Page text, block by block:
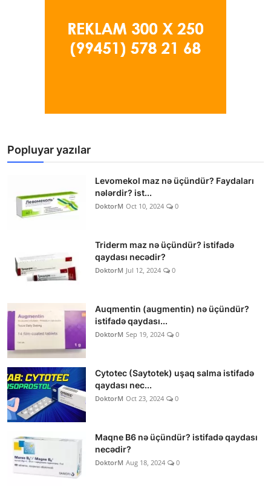
Popluyar yazılar
Levomekol maz nə üçündür? Faydaları
nələrdir? ist...
DoktorM Oct 10, 2024 0
Triderm maz nə üçündür? istifadə
qaydası necədir?
DoktorM Jul 12, 2024 0
Auqmentin (augmentin) nə üçündür?
istifadə qaydası...
DoktorM Sep 19, 2024 0
Cytotec (Saytotek) uşaq salma istifadə
qaydası nec...
DoktorM Oct 23, 2024 0
Maqne B6 nə üçündür? istifadə qaydası
necədir?
DoktorM Aug 18, 2024 0